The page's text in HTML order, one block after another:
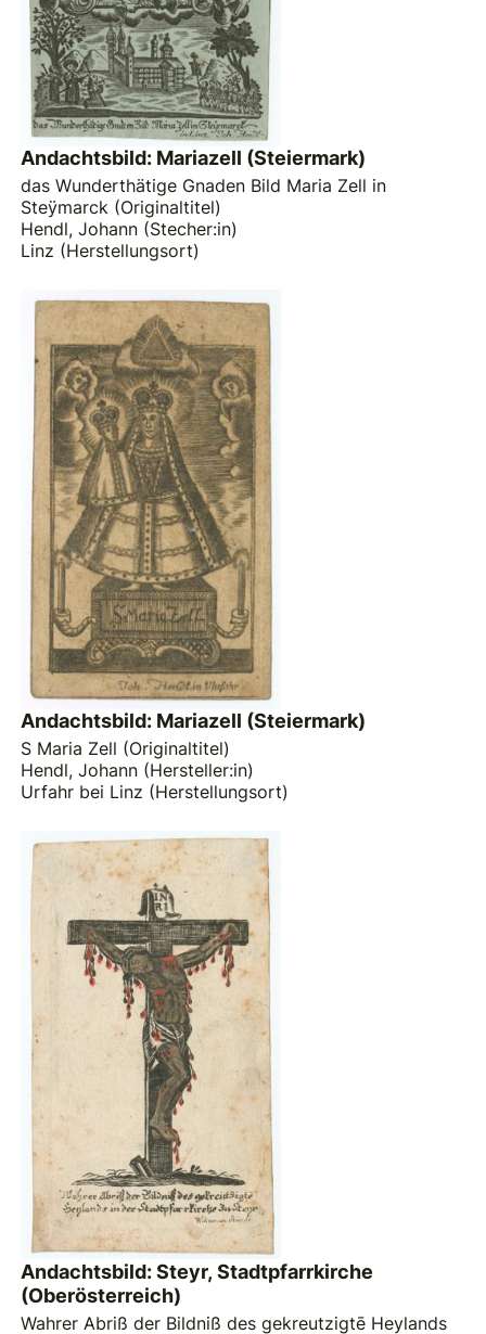
Andachtsbild: Mariazell (Steiermark)
das Wunderthätige Gnaden Bild Maria Zell in
Steÿmarck (Originaltitel)
Hendl, Johann (Stecher:in)
Linz (Herstellungsort)
Andachtsbild: Mariazell (Steiermark)
S Maria Zell (Originaltitel)
Hendl, Johann (Hersteller:in)
Urfahr bei Linz (Herstellungsort)
Andachtsbild: Steyr, Stadtpfarrkirche
(Oberösterreich)
Wahrer Abriß der Bildniß des gekreutzigtē Heylands